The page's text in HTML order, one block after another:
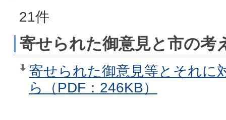
21件
寄せられた御意見と市の考
寄せられた御意見等とそれに
ら（PDF：246KB）